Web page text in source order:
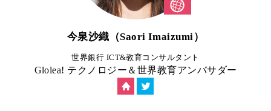
今泉沙織（Saori Imaizumi）
世界銀行 ICT&教育コンサルタント
Glolea! テクノロジー＆世界教育アンバサダー